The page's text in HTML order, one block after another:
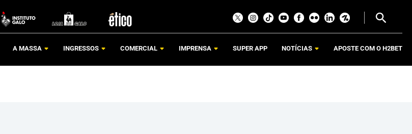
A MASSA INGRESSOS COMERCIAL IMPRENSA SUPER APP NOTÍCIAS APOSTE COM O H2BET